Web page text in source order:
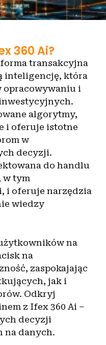
360 Ai?
transakcyjna
inteligencję, która
opracowywaniu i
algorytmy,
i oferuje istotne
w
decyzji.
do handlu
w tym
i oferuje narzędzia
wiedzy
na
na
zaspokajając
jak i
Odkryj
z Ifex 360 Ai –
decyzji
na danych.